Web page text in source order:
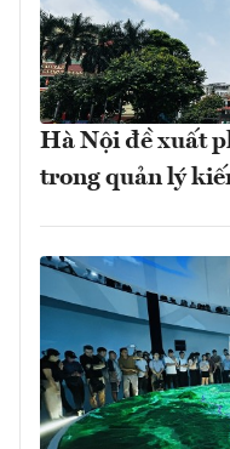
Hà Nội đề xuất
trong quản lý